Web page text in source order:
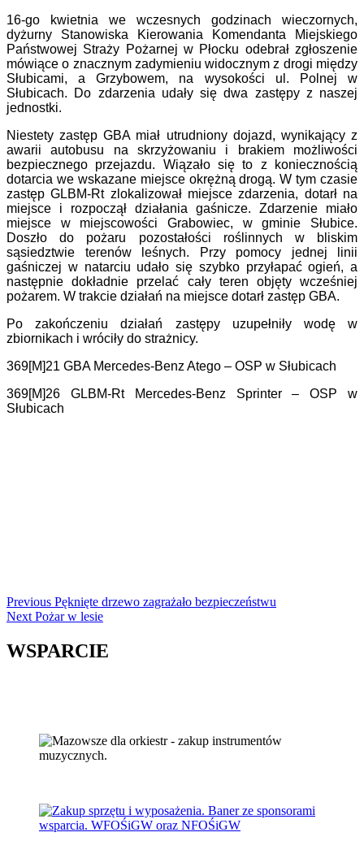
16-go kwietnia we wczesnych godzinach wieczornych,
dyżurny Stanowiska Kierowania Komendanta Miejskiego
Państwowej Straży Pożarnej w Płocku odebrał zgłoszenie
mówiące o znacznym zadymieniu widocznym z drogi między
Słubicami, a Grzybowem, na wysokości ul. Polnej w
Słubicach. Do zdarzenia udały się dwa zastępy z naszej
jednostki.
Niestety zastęp GBA miał utrudniony dojazd, wynikający z
awarii autobusu na skrzyżowaniu i brakiem możliwości
bezpiecznego przejazdu. Wiązało się to z koniecznością
dotarcia we wskazane miejsce okrężną drogą. W tym czasie
zastęp GLBM-Rt zlokalizował miejsce zdarzenia, dotarł na
miejsce i rozpoczął działania gaśnicze. Zdarzenie miało
miejsce w miejscowości Grabowiec, w gminie Słubice.
Doszło do pożaru pozostałości roślinnych w bliskim
sąsiedztwie terenów leśnych. Przy pomocy jednej linii
gaśniczej w natarciu udało się szybko przyłapać ogień, a
następnie dokładnie przelać cały teren objęty wcześniej
pożarem. W trakcie działań na miejsce dotarł zastęp GBA.
Po zakończeniu działań zastępy uzupełniły wodę w
zbiornikach i wróciły do strażnicy.
369[M]21 GBA Mercedes-Benz Atego – OSP w Słubicach
369[M]26 GLBM-Rt Mercedes-Benz Sprinter – OSP w
Słubicach
Continue
Reading
Previous Pęknięte drzewo zagrażało bezpieczeństwu
Next Pożar w lesie
WSPARCIE